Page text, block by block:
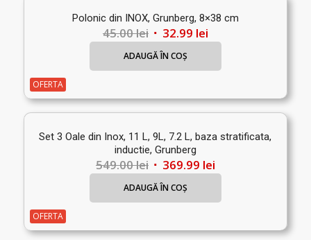
Polonic din INOX, Grunberg, 8×38 cm
45.00lei Prețul
inițial
45.00 lei.
32.99 leiPrețul
curent
este:
ADAUGĂ ÎN COȘ
OFERTA
Set 3 Oale din Inox, 11 L, 9L, 7.2 L, baza stratificata,
inductie, Grunberg
549.00lei Prețul
inițial
549.00 lei.
369.99 leiPrețul
curent
este:
ADAUGĂ ÎN COȘ
OFERTA